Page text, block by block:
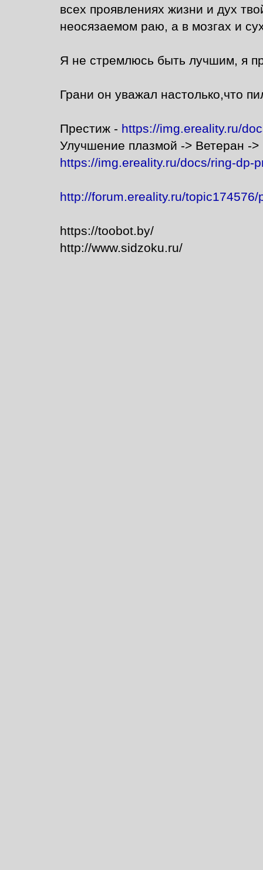
всех проявлениях жизни и дух
неосязаемом раю, а в мозгах и
Я не стремлюсь быть лучшим, я
Грани он уважал настолько,что
Престиж - https://img.ereality.ru/
Улучшение плазмой -> Ветеран -
https://img.ereality.ru/docs/ring-dp-
http://forum.ereality.ru/topic174576/
https://toobot.by/
http://www.sidzoku.ru/